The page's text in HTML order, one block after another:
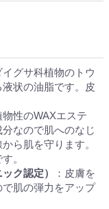
イグサ科植物のトウ
状の油脂です。皮
物性のWAXエステ
なので肌へのなじ
ら肌を守ります。
。
ク認定）
：皮膚を
肌の弾力をアップ